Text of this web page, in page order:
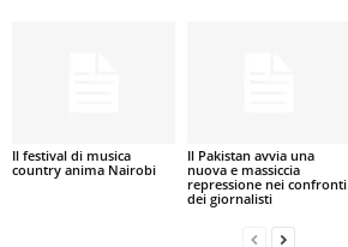
Il festival di musica
country anima Nairobi
Il Pakistan avvia una
nuova e massiccia
repressione nei confronti
dei giornalisti